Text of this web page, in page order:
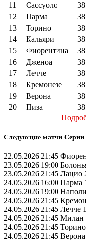
11
Сассуоло 38
12
Парма 38
13
Торино 38
14
Кальяри 38
15
Фиорентина 38
16
Дженоа 38
17
Лечче 38
18
Кремонезе 38
19
Верона 38
20
Пиза 38
Следующие матчи
22.05.2026|21:45
23.05.2026|19:00
23.05.2026|21:45 Лацио
24.05.2026|16:00 Парма
24.05.2026|19:00
24.05.2026|21:45
24.05.2026|21:45 Лечче
24.05.2026|21:45 Милан
24.05.2026|21:45
24.05.2026|21:45